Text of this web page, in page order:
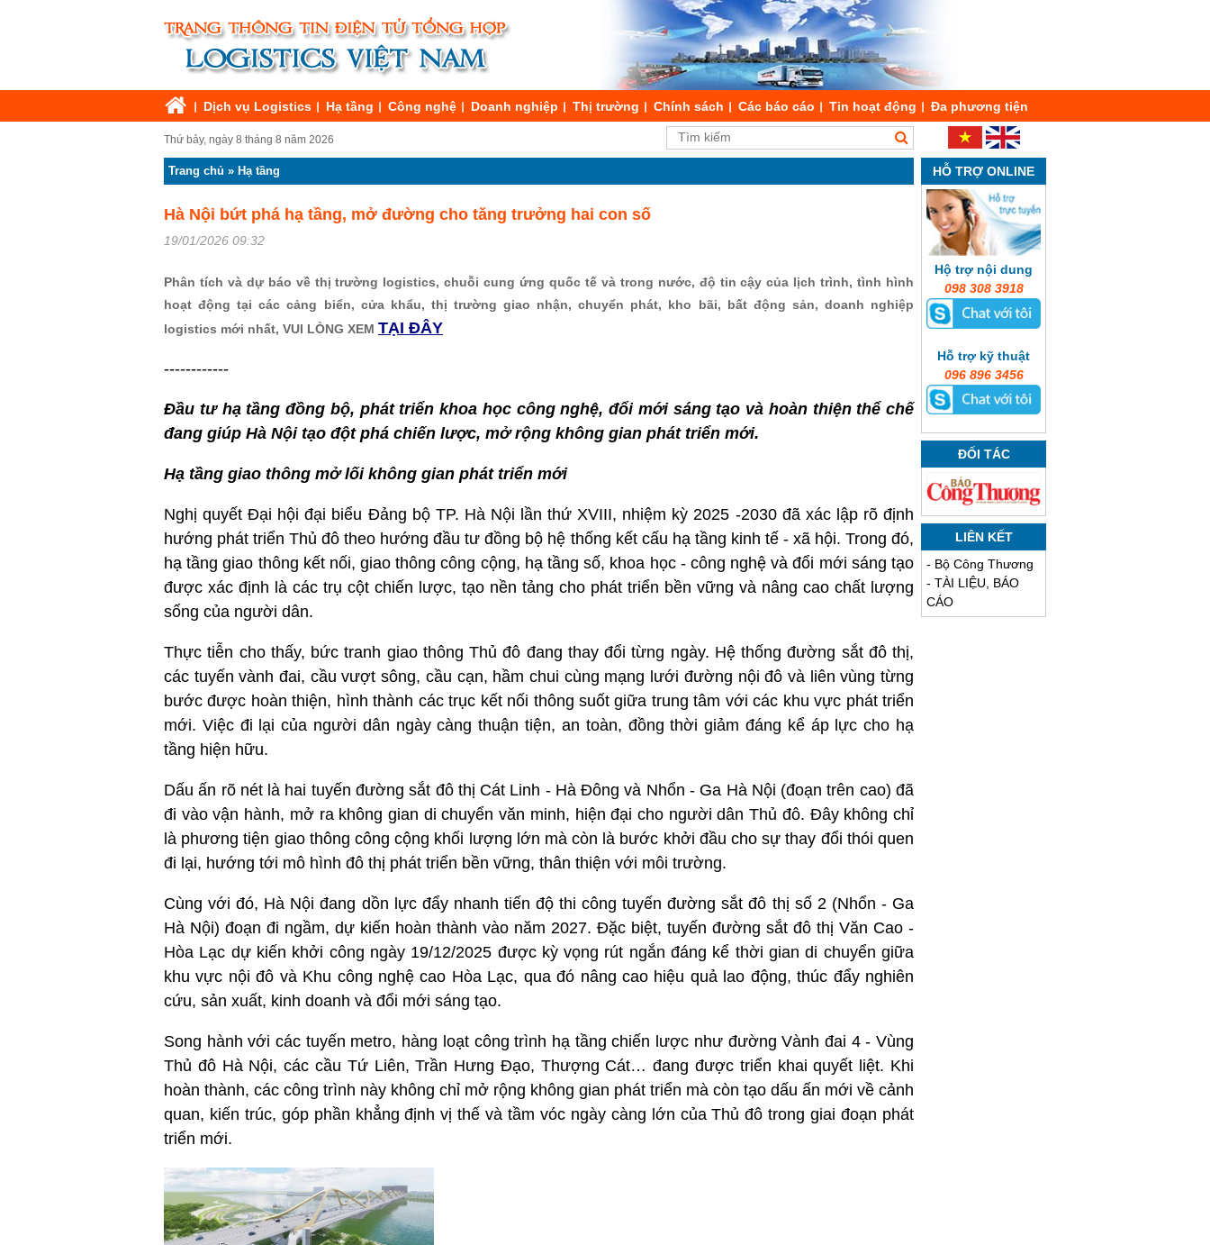
Dịch vụ Logistics Hạ tầng Công nghệ Doanh nghiệp Thị trường Chính sách Các báo cáo Tin hoạt động Đa phương tiện
Thứ bảy, ngày 8 tháng 8 năm 2026
Trang chủ » Hạ tầng
Hà Nội bứt phá hạ tầng, mở đường cho tăng trưởng hai con số
19/01/2026 09:32
Phân tích và dự báo về thị trường logistics, chuỗi cung ứng quốc tế và trong nước, độ tin cậy của lịch trình, tình hình
hoạt động tại các cảng biển, cửa khẩu, thị trường giao nhận, chuyển phát, kho bãi, bất động sản, doanh nghiệp
logistics mới nhất, VUI LÒNG XEM TẠI ĐÂY
------------
Đầu tư hạ tầng đồng bộ, phát triển khoa học công nghệ, đổi mới sáng tạo và hoàn thiện thể chế
đang giúp Hà Nội tạo đột phá chiến lược, mở rộng không gian phát triển mới.
Hạ tầng giao thông mở lối không gian phát triển mới
Nghị quyết Đại hội đại biểu Đảng bộ TP. Hà Nội lần thứ XVIII, nhiệm kỳ 2025 -2030 đã xác lập rõ định
hướng phát triển Thủ đô theo hướng đầu tư đồng bộ hệ thống kết cấu hạ tầng kinh tế - xã hội. Trong đó,
hạ tầng giao thông kết nối, giao thông công cộng, hạ tầng số, khoa học - công nghệ và đổi mới sáng tạo
được xác định là các trụ cột chiến lược, tạo nền tảng cho phát triển bền vững và nâng cao chất lượng
sống của người dân.
Thực tiễn cho thấy, bức tranh giao thông Thủ đô đang thay đổi từng ngày. Hệ thống đường sắt đô thị,
các tuyến vành đai, cầu vượt sông, cầu cạn, hầm chui cùng mạng lưới đường nội đô và liên vùng từng
bước được hoàn thiện, hình thành các trục kết nối thông suốt giữa trung tâm với các khu vực phát triển
mới. Việc đi lại của người dân ngày càng thuận tiện, an toàn, đồng thời giảm đáng kể áp lực cho hạ
tầng hiện hữu.
Dấu ấn rõ nét là hai tuyến đường sắt đô thị Cát Linh - Hà Đông và Nhổn - Ga Hà Nội (đoạn trên cao) đã
đi vào vận hành, mở ra không gian di chuyển văn minh, hiện đại cho người dân Thủ đô. Đây không chỉ
là phương tiện giao thông công cộng khối lượng lớn mà còn là bước khởi đầu cho sự thay đổi thói quen
đi lại, hướng tới mô hình đô thị phát triển bền vững, thân thiện với môi trường.
Cùng với đó, Hà Nội đang dồn lực đẩy nhanh tiến độ thi công tuyến đường sắt đô thị số 2 (Nhổn - Ga
Hà Nội) đoạn đi ngầm, dự kiến hoàn thành vào năm 2027. Đặc biệt, tuyến đường sắt đô thị Văn Cao -
Hòa Lạc dự kiến khởi công ngày 19/12/2025 được kỳ vọng rút ngắn đáng kể thời gian di chuyển giữa
khu vực nội đô và Khu công nghệ cao Hòa Lạc, qua đó nâng cao hiệu quả lao động, thúc đẩy nghiên
cứu, sản xuất, kinh doanh và đổi mới sáng tạo.
Song hành với các tuyến metro, hàng loạt công trình hạ tầng chiến lược như đường Vành đai 4 - Vùng
Thủ đô Hà Nội, các cầu Tứ Liên, Trần Hưng Đạo, Thượng Cát… đang được triển khai quyết liệt. Khi
hoàn thành, các công trình này không chỉ mở rộng không gian phát triển mà còn tạo dấu ấn mới về cảnh
quan, kiến trúc, góp phần khẳng định vị thế và tầm vóc ngày càng lớn của Thủ đô trong giai đoạn phát
triển mới.
HỖ TRỢ ONLINE
Hộ trợ nội dung
098 308 3918
Hỗ trợ kỹ thuật
096 896 3456
ĐỐI TÁC
LIÊN KẾT
- Bộ Công Thương
- TÀI LIỆU, BÁO
CÁO